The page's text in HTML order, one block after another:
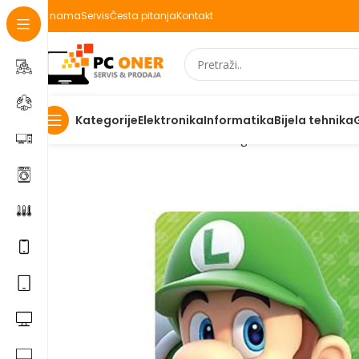
O namaServisČesta pitanjaKontakt
KategorijeElektronikaInformatikaBijela tehnika
Početna